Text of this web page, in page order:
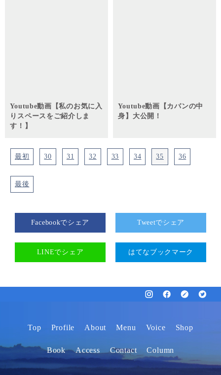
Youtube動画【私のお気に入
りスペースをご紹介しま
す！】
Youtube動画【カバンの中
身】大公開！
最初 30 31 32 33 34 35 36
最後
Facebookでシェア Tweetでシェア
LINEでシェア はてなブックマーク
Top Profile About Menu Voice Shop
Book Access Contact Column